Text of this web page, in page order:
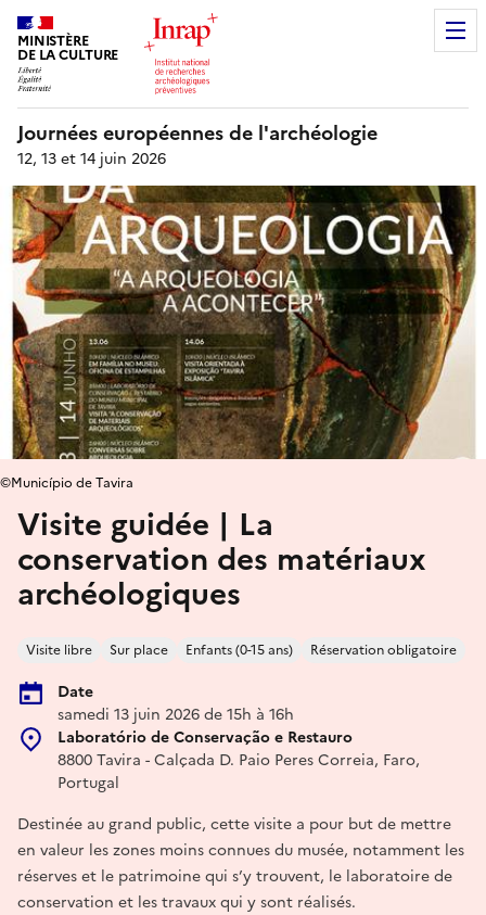
MINISTÈRE
DE LA CULTURE
Journées européennes de l'archéologie
12, 13 et 14 juin 2026
Visite guidée | La
conservation des matériaux
archéologiques
Visite libre Sur place Enfants (0-15 ans) Réservation obligatoire
Date
samedi 13 juin 2026 de 15h à 16h
Laboratório de Conservação e Restauro
8800 Tavira - Calçada D. Paio Peres Correia, Faro,
Portugal
©Município de Tavira
Destinée au grand public, cette visite a pour but de mettre
en valeur les zones moins connues du musée, notamment les
réserves et le patrimoine qui s’y trouvent, le laboratoire de
conservation et les travaux qui y sont réalisés.